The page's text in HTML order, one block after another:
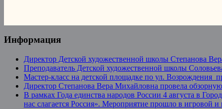
Информация
Директор Детской художественной школы Степанова
Преподаватель Детской художественной школы
Мастер-класс на детской площадке по ул. Возрождения
Директор Степанова Вера Михайловна провела
В рамках Года единства народов России 4 августа в
нас слагается Россия». Мероприятие прошло в игровой